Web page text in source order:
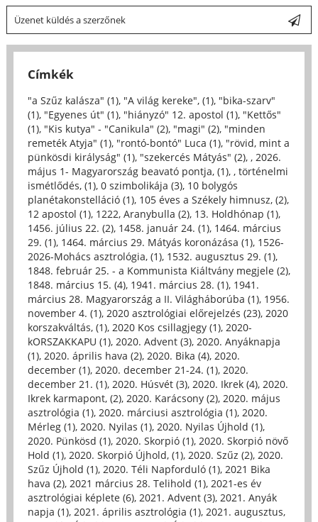
Üzenet küldés a szerzőnek
Címkék
"a Szűz kalásza" (1), "A világ kereke", (1), "bika-szarv"
(1), "Egyenes út" (1), "hiányzó" 12. apostol (1), "Kettős"
(1), "Kis kutya" - "Canikula" (2), "magi" (2), "minden
remeték Atyja" (1), "rontó-bontó" Luca (1), "rövid, mint a
pünkösdi királyság" (1), "szekercés Mátyás" (2), , 2026.
május 1- Magyarország beavató pontja, (1), , történelmi
ismétlődés, (1), 0 szimbolikája (3), 10 bolygós
planétakonstelláció (1), 105 éves a Székely himnusz, (2),
12 apostol (1), 1222, Aranybulla (2), 13. Holdhónap (1),
1456. július 22. (2), 1458. január 24. (1), 1464. március
29. (1), 1464. március 29. Mátyás koronázása (1), 1526-
2026-Mohács asztrológia, (1), 1532. augusztus 29. (1),
1848. február 25. - a Kommunista Kiáltvány megjele (2),
1848. március 15. (4), 1941. március 28. (1), 1941.
március 28. Magyarország a II. Világháborúba (1), 1956.
november 4. (1), 2020 asztrológiai előrejelzés (23), 2020
korszakváltás, (1), 2020 Kos csillagjegy (1), 2020-
kORSZAKKAPU (1), 2020. Advent (3), 2020. Anyáknapja
(1), 2020. április hava (2), 2020. Bika (4), 2020.
december (1), 2020. december 21-24. (1), 2020.
december 21. (1), 2020. Húsvét (3), 2020. Ikrek (4), 2020.
Ikrek karmapont, (2), 2020. Karácsony (2), 2020. május
asztrológia (1), 2020. márciusi asztrológia (1), 2020.
Mérleg (1), 2020. Nyilas (1), 2020. Nyilas Újhold (1),
2020. Pünkösd (1), 2020. Skorpió (1), 2020. Skorpió növő
Hold (1), 2020. Skorpió Újhold, (1), 2020. Szűz (2), 2020.
Szűz Újhold (1), 2020. Téli Napforduló (1), 2021 Bika
hava (2), 2021 március 28. Telihold (1), 2021-es év
asztrológiai képlete (6), 2021. Advent (3), 2021. Anyák
napja (1), 2021. április asztrológia (1), 2021. augusztus,